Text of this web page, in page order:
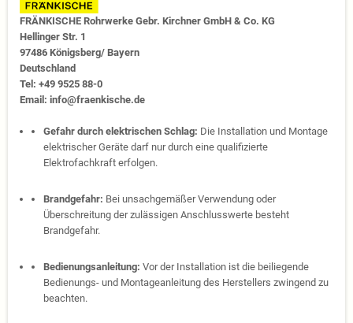
FRÄNKISCHE Rohrwerke Gebr. Kirchner GmbH & Co. KG
Hellinger Str. 1
97486 Königsberg/ Bayern
Deutschland
Tel: +49 9525 88-0
Email: info@fraenkische.de
Gefahr durch elektrischen Schlag: Die Installation und Montage
elektrischer Geräte darf nur durch eine qualifizierte
Elektrofachkraft erfolgen.
Brandgefahr: Bei unsachgemäßer Verwendung oder
Überschreitung der zulässigen Anschlusswerte besteht
Brandgefahr.
Bedienungsanleitung: Vor der Installation ist die beiliegende
Bedienungs- und Montageanleitung des Herstellers zwingend zu
beachten.